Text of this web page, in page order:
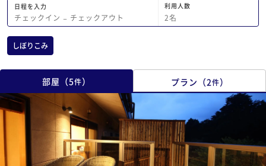
日程を入力
チェックイン − チェックアウト
利用人数
2名
しぼりこみ
部屋 （5件） プラン （2件）